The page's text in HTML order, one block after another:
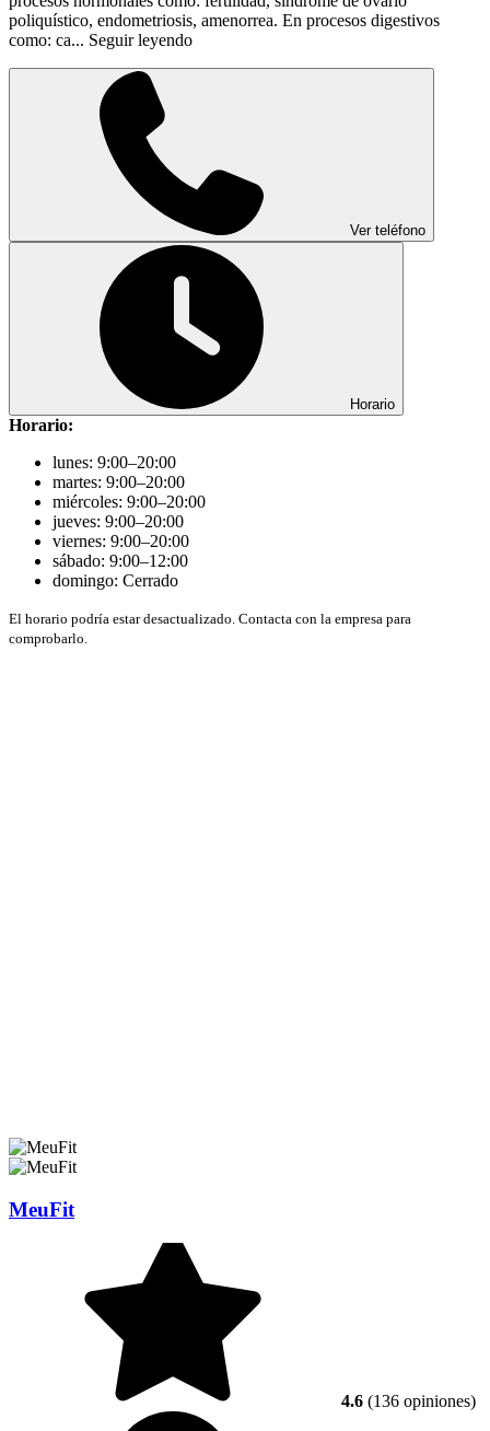
poliquístico, endometriosis, amenorrea. En procesos digestivos
como: ca... Seguir leyendo
Ver teléfono
Horario
Horario:
lunes: 9:00–20:00
martes: 9:00–20:00
miércoles: 9:00–20:00
jueves: 9:00–20:00
viernes: 9:00–20:00
sábado: 9:00–12:00
domingo: Cerrado
El horario podría estar desactualizado. Contacta con la empresa para
comprobarlo.
MeuFit
4.6 (136 opiniones)